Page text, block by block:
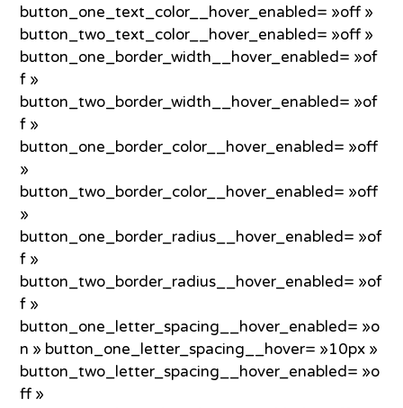
button_one_text_color__hover_enabled= »off »
button_two_text_color__hover_enabled= »off »
button_one_border_width__hover_enabled= »of
f »
button_two_border_width__hover_enabled= »of
f »
button_one_border_color__hover_enabled= »off
»
button_two_border_color__hover_enabled= »off
»
button_one_border_radius__hover_enabled= »of
f »
button_two_border_radius__hover_enabled= »of
f »
button_one_letter_spacing__hover_enabled= »o
n » button_one_letter_spacing__hover= »10px »
button_two_letter_spacing__hover_enabled= »o
ff »